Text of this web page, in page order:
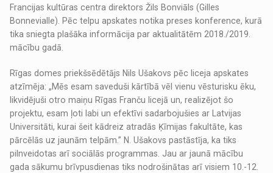
Francijas kultūras centra direktors Žils Bonviāls (Gilles
Bonnevialle). Pēc telpu apskates notika preses konference, kurā
tika sniegta plašāka informācija par aktualitātēm 2018./2019.
mācību gadā.
Rīgas domes priekšsēdētājs Nils Ušakovs pēc liceja apskates
atzīmēja: „Mēs esam saveduši kārtībā vēl vienu vēsturisku ēku,
likvidējuši otro maiņu Rīgas Franču licejā un, realizējot šo
projektu, esam ļoti labi un efektīvi sadarbojušies ar Latvijas
Universitāti, kurai šeit kādreiz atradās Ķīmijas fakultāte, kas
pārcēlās uz jaunām telpām.” N. Ušakovs pastāstīja, ka tiks
pilnveidotas arī sociālās programmas. Jau ar jaunā mācību
gada sākumu brīvpusdienas tiks nodrošinātas arī visiem 10.-12.